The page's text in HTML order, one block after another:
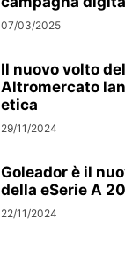
07/03/2025
Il nuovo volto
Altromercato
etica
29/11/2024
Goleador è il
della eSerie A
22/11/2024